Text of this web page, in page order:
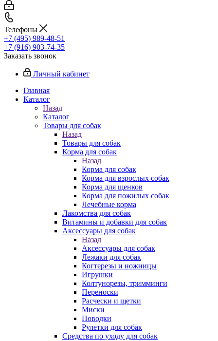
Телефоны
+7 (495) 989-48-51
+7 (916) 903-74-35
Заказать звонок
Личный кабинет
Главная
Каталог
Назад
Каталог
Товары для собак
Назад
Товары для собак
Корма для собак
Назад
Корма для собак
Корма для взрослых собак
Корма для щенков
Корма для пожилых собак
Лечебные корма
Лакомства для собак
Витамины и добавки для собак
Аксессуары для собак
Назад
Аксессуары для собак
Лежаки для собак
Когтерезы и ножницы
Игрушки
Колтунорезы, тримминги
Переноски
Расчески и щетки
Миски
Поводки
Рулетки для собак
Средства по уходу для собак